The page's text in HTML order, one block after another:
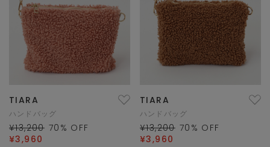
TIARA
ハンドバッグ
¥13,200 70 % OFF
¥3,960
TIARA
ハンドバッグ
¥13,200 70 % OFF
¥3,960